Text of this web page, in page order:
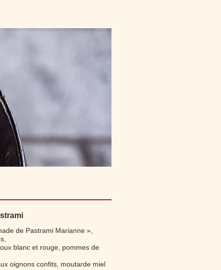
de Pastrami Marianne »,
blanc et rouge, pommes de
oignons confits, moutarde miel